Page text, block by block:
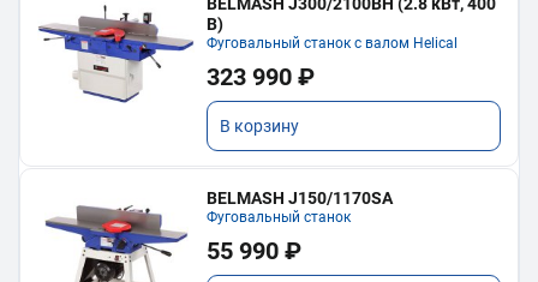
В)
Фуговальный станок с валом Helical
323 990 ₽
В корзину
BELMASH J150/1170SA
Фуговальный станок
55 990 ₽